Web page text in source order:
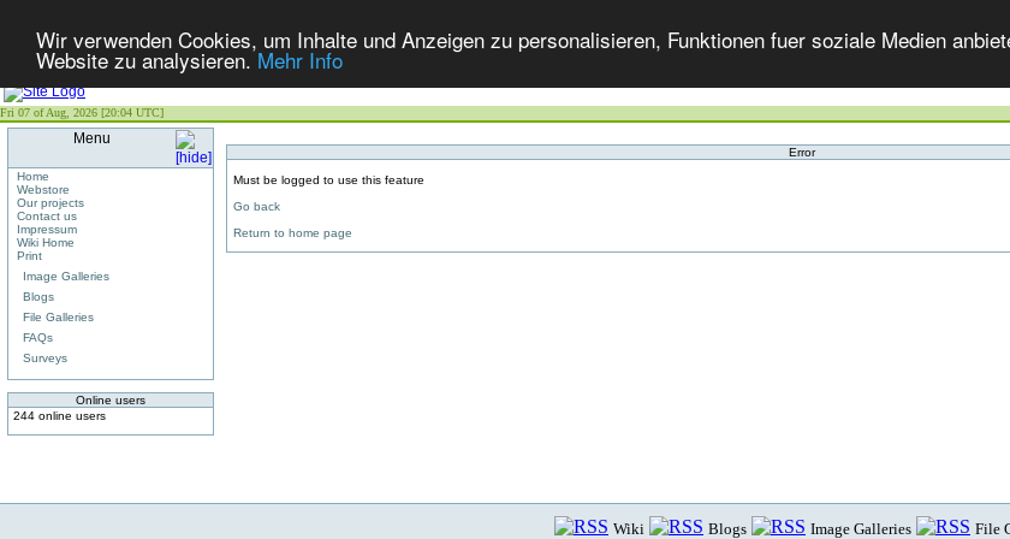
Wir verwenden Cookies, um Inhalte und Anzeigen zu personalisieren, Funktionen fuer soziale Medien
Website zu analysieren.Mehr Info
Fri 07 of Aug, 2026 [20:04 UTC]
Menu
Home
Webstore
Our projects
Contact us
Impressum
Wiki Home
Print
Image Galleries
Blogs
File Galleries
FAQs
Surveys
Online users
244 online users
Error
Must be logged to use this feature
Go back
Return to home page
Wiki Blogs Image Galleries File